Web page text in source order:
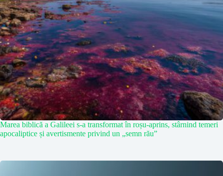
Marea biblică a Galileei s-a transformat în roșu-aprins, stârnind temeri
apocaliptice și avertismente privind un „semn rău”